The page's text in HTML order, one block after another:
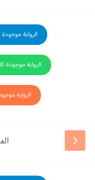
الرواية موجودة
الرواية موجودة
الرواية